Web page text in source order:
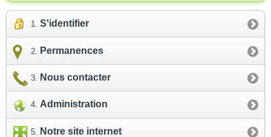
S'identifier
Permanences
Nous contacter
Administration
Notre site internet